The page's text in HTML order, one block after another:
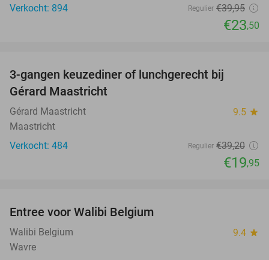
Verkocht: 894 Regulier €39,95
€23,50
3-gangen keuzediner of lunchgerecht bij
Gérard Maastricht
Gérard Maastricht 9.5 star
Maastricht
Verkocht: 484
Regulier €39,20
€19,95
Entree voor Walibi Belgium
Walibi Belgium 9.4 star
Wavre